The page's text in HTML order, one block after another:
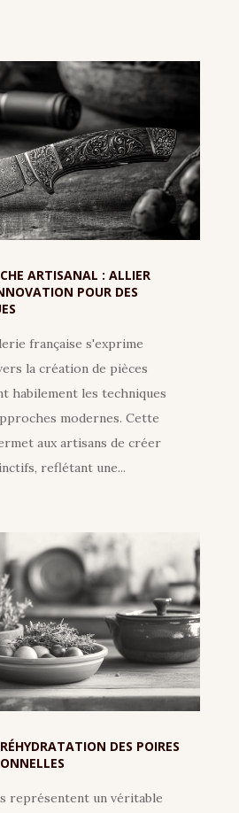
ARTISANAL : ALLIER
POUR DES
française s'exprime
la création de pièces
habilement les techniques
modernes. Cette
aux artisans de créer
reflétant une...
DES POIRES
représentent un véritable